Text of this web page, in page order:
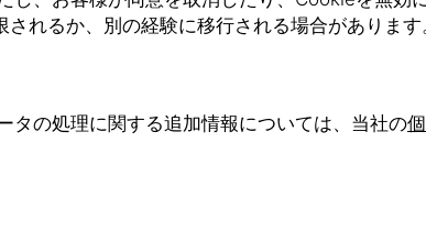
れるか、別の経験に移行される場合があります
タの処理に関する追加情報については、当社の